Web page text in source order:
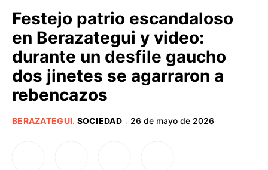
BUENOS AIRES
PROVINCIAS
Festejo patrio escandaloso
en Berazategui y video:
durante un desfile gaucho
dos jinetes se agarraron a
rebencazos
BERAZATEGUI. SOCIEDAD · 26 de mayo de 2026